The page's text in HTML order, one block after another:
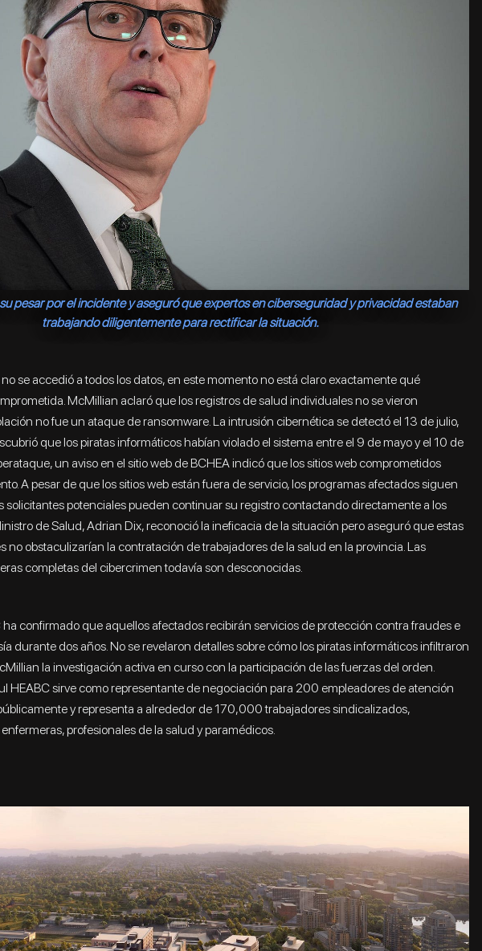
pesar por el incidente y aseguró que expertos en ciberseguridad y privacidad estaban
trabajando diligentemente para rectificar la situación.
se accedió a todos los datos, en este momento no está claro exactamente qué
McMillian aclaró que los registros de salud individuales no se vieron
no fue un ataque de ransomware. La intrusión cibernética se detectó el 13 de julio,
que los piratas informáticos habían violado el sistema entre el 9 de mayo y el 10 de
un aviso en el sitio web de BCHEA indicó que los sitios web comprometidos
A pesar de que los sitios web están fuera de servicio, los programas afectados siguen
solicitantes potenciales pueden continuar su registro contactando directamente a los
de Salud, Adrian Dix, reconoció la ineficacia de la situación pero aseguró que estas
no obstaculizarían la contratación de trabajadores de la salud en la provincia. Las
completas del cibercrimen todavía son desconocidas.
ha confirmado que aquellos afectados recibirán servicios de protección contra fraudes e
durante dos años. No se revelaron detalles sobre cómo los piratas informáticos infiltraron
la investigación activa en curso con la participación de las fuerzas del orden.‍‍
HEABC sirve como representante de negociación para 200 empleadores de atención
y representa a alrededor de 170,000 trabajadores sindicalizados,
profesionales de la salud y paramédicos.‍